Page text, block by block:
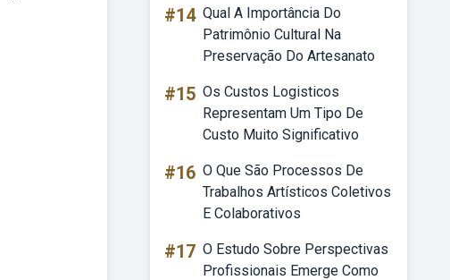
#14 Qual A Importância Do
Patrimônio Cultural Na
Preservação Do Artesanato
#15 Os Custos Logisticos
Representam Um Tipo De
Custo Muito Significativo
#16 O Que São Processos De
Trabalhos Artísticos Coletivos
E Colaborativos
#17 O Estudo Sobre Perspectivas
Profissionais Emerge Como